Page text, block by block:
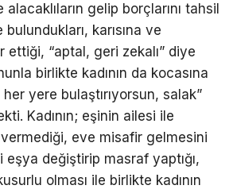
alacaklıların gelip borçlarını tahsil
karısına ve
ettiği, “aptal, geri zekalı” diye
birlikte kadının da kocasına
her yere bulaştırıyorsun, salak”
Kadının; eşinin ailesi ile
eve misafir gelmesini
değiştirip masraf yaptığı,
olması ile birlikte kadının